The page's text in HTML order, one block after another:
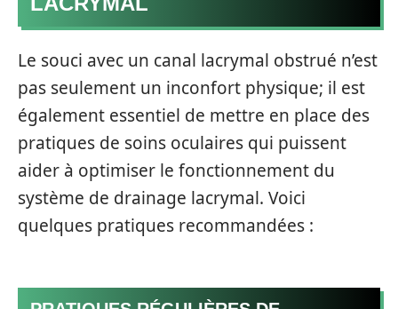
Le souci avec un canal lacrymal obstrué n’est
pas seulement un inconfort physique; il est
également essentiel de mettre en place des
pratiques de soins oculaires qui puissent
aider à optimiser le fonctionnement du
système de drainage lacrymal. Voici
quelques pratiques recommandées :